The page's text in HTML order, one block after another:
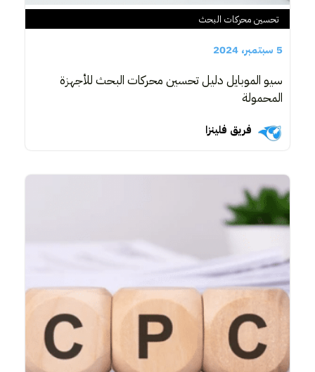
تحسين محركات البحث
5 سبتمبر، 2024
سيو الموبايل دليل تحسين محركات البحث للأجهزة
المحمولة
فريق فلينزا